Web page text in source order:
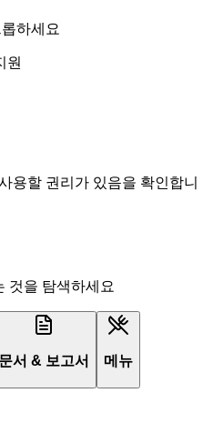
하세요
원
용할 권리가 있음을 확인합니
것을 탐색하세요
문서 & 보고서 메뉴